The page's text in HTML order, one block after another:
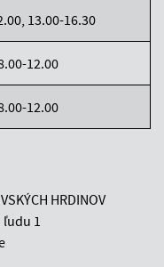
13.00-16.30
12.00
12.00
HRDINOV
ľudu 1